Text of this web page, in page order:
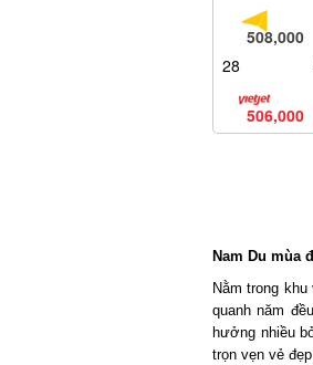
508,000
28
506,000
Nam Du mùa
Nằm trong
quanh năm
hưởng nhiều
trọn vẹn vẻ đẹp